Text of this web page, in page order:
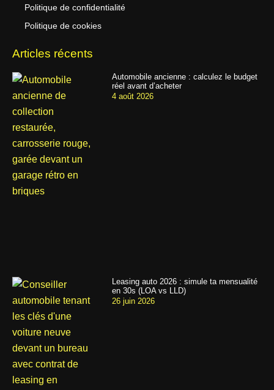
Politique de confidentialité
Politique de cookies
Articles récents
Automobile ancienne : calculez le budget
réel avant d’acheter
4 août 2026
Leasing auto 2026 : simule ta mensualité
en 30s (LOA vs LLD)
26 juin 2026